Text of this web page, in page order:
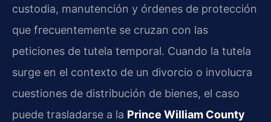
custodia, manutención y órdenes de protección
que frecuentemente se cruzan con las
peticiones de tutela temporal. Cuando la tutela
surge en el contexto de un divorcio o involucra
cuestiones de distribución de bienes, el caso
puede trasladarse a la Prince William County